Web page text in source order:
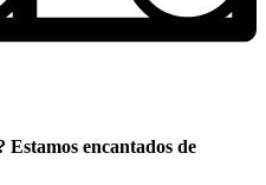
Estamos encantados de